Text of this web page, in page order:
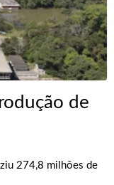
de
274,8 milhões de